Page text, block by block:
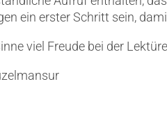
ein erster Schritt sein,
viel Freude bei der